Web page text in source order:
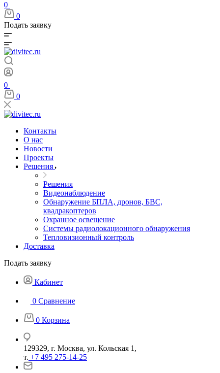
0
0
Подать заявку
0
0
Контакты
О нас
Новости
Проекты
Решения
Решения
Видеонаблюдение
Обнаружение БПЛА, дронов, БВС,
квадракоптеров
Охранное освещение
Системы радиолокационного обнаружения
Тепловизионный контроль
Доставка
Подать заявку
Кабинет
0 Сравнение
0 Корзина
129329, г. Москва, ул. Кольская 1,
т. +7 495 275-14-25